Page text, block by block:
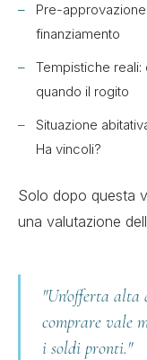
Pre-
finanziamento
Tempistiche reali:
quando il rogito
Situazione
Ha vincoli?
Solo dopo questa
una valutazione
"Un'offerta alta
comprare vale
i soldi pronti."